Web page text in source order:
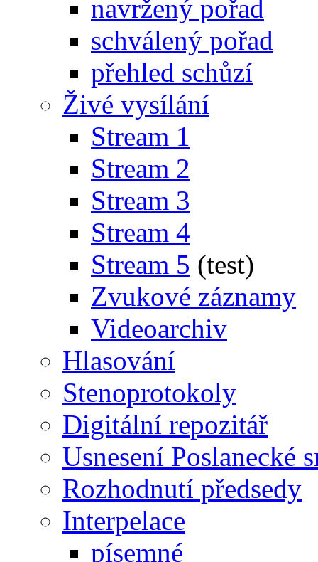
navržený pořad
schválený pořad
přehled schůzí
Živé vysílání
Stream 1
Stream 2
Stream 3
Stream 4
Stream 5 (test)
Zvukové záznamy
Videoarchiv
Hlasování
Stenoprotokoly
Digitální repozitář
Usnesení Poslanecké
Rozhodnutí předsedy
Interpelace
písemné